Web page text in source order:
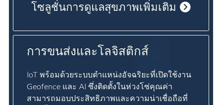
โซลูชั่นการดูแลสุขภาพเพิ่มเติม
การขนส่งและโลจิสติกส์
IoT พร้อมด้วยระบบตำแหน่งอัจฉริยะที่เปิดใช้งาน
Geofence และ AI ซึ่งติดตั้งในห่วงโซ่คุณค่า
สามารถมอบประสิทธิภาพและความน่าเชื่อถือที่